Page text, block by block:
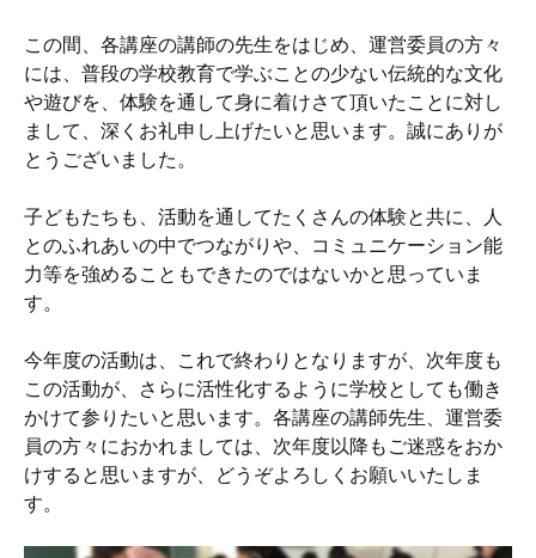
この間、各講座の講師の先生をはじめ、運営委員の方々
には、普段の学校教育で学ぶことの少ない伝統的な文化
や遊びを、体験を通して身に着けさて頂いたことに対し
まして、深くお礼申し上げたいと思います。誠にありが
とうございました。
子どもたちも、活動を通してたくさんの体験と共に、人
とのふれあいの中でつながりや、コミュニケーション能
力等を強めることもできたのではないかと思っていま
す。
今年度の活動は、これで終わりとなりますが、次年度も
この活動が、さらに活性化するように学校としても働き
かけて参りたいと思います。各講座の講師先生、運営委
員の方々におかれましては、次年度以降もご迷惑をおか
けすると思いますが、どうぞよろしくお願いいたしま
す。